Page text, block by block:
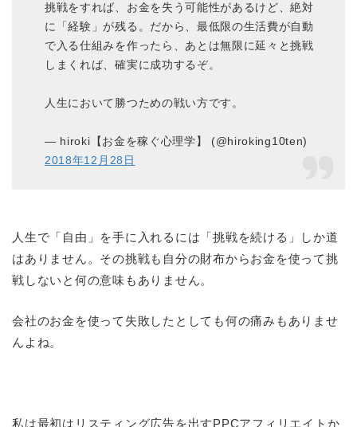
挑戦をすれば、お金を失う可能性があるけど、絶対
に「経験」が残る。だから、最低限の生活費が自動
で入る仕組みを作ったら、あとは無限に延々と挑戦
しまくれば、確実に成功するぞ。
人生において勝つための戦い方です。
— hiroki【お金を稼ぐ心理学】 (@hiroking10ten)
2018年12月28日
人生で「自由」を手に入れるには「挑戦を続ける」しか道
はありません。その挑戦も自分の財布からお金を使って挑
戦しないと何の意味もありません。
会社のお金を使って失敗したとしても何の痛みもありませ
んよね。
私は最初はリスティング広告を出すPPCアフィリエイトか